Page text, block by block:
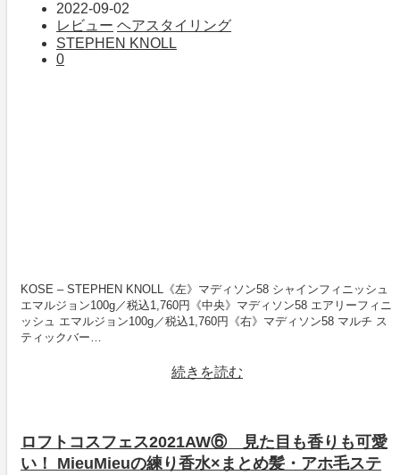
2022-09-02
レビュー ヘアスタイリング
STEPHEN KNOLL
0
KOSE – STEPHEN KNOLL《左》マディソン58 シャインフィニッシュ
エマルジョン100g／税込1,760円《中央》マディソン58 エアリーフィニ
ッシュ エマルジョン100g／税込1,760円《右》マディソン58 マルチ ス
ティックバー…
続きを読む
ロフトコスフェス2021AW⑥ 見た目も香りも可愛
い！ MieuMieuの練り香水×まとめ髪・アホ毛ステ